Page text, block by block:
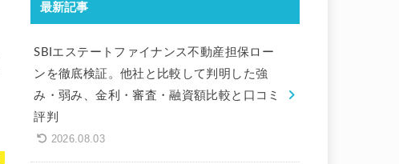
最新記事
SBIエステートファイナンス不動産担保ロー
ンを徹底検証。他社と比較して判明した強
み・弱み、金利・審査・融資額比較と口コミ
評判
2026.08.03